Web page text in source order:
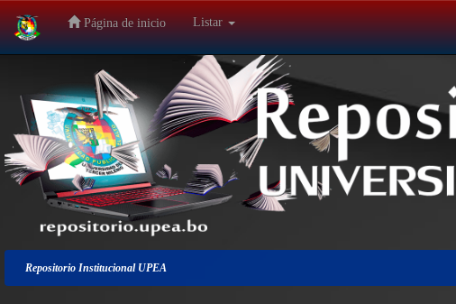
Salir
navegación
Página de inicio Listar
Repositorio Institucional UPEA